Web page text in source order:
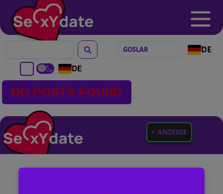
DE
DE
NO POSTS FOUND
+ ANZEIGE